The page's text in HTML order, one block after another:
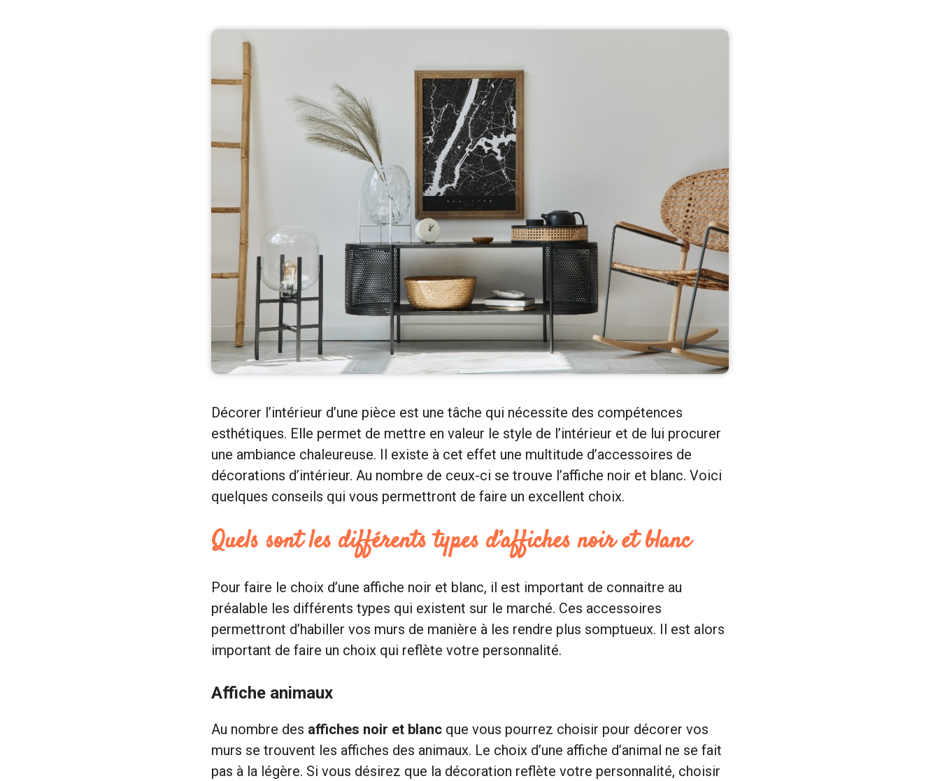
Décorer l’intérieur d’une pièce est une tâche qui nécessite des compétences
esthétiques. Elle permet de mettre en valeur le style de l’intérieur et de lui procurer
une ambiance chaleureuse. Il existe à cet effet une multitude d’accessoires de
décorations d’intérieur. Au nombre de ceux-ci se trouve l’affiche noir et blanc. Voici
quelques conseils qui vous permettront de faire un excellent choix.
Quels sont les différents types d’affiches noir et blanc
Pour faire le choix d’une affiche noir et blanc, il est important de connaitre au
préalable les différents types qui existent sur le marché. Ces accessoires
permettront d’habiller vos murs de manière à les rendre plus somptueux. Il est alors
important de faire un choix qui reflète votre personnalité.
Affiche animaux
Au nombre des affiches noir et blanc que vous pourrez choisir pour décorer vos
murs se trouvent les affiches des animaux. Le choix d’une affiche d’animal ne se fait
pas à la légère. Si vous désirez que la décoration reflète votre personnalité, choisir